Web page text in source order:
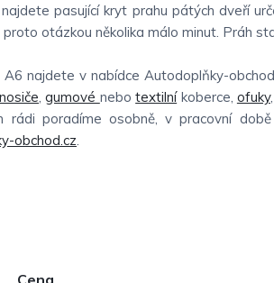
pasující kryt prahu pátých dveří
proto otázkou několika málo minut. Práh
najdete v nabídce Autodoplňky-
,gumové nebotextilníkoberce, ofuky
rádi poradíme osobně, v pracovní
obchod.cz.
Cena